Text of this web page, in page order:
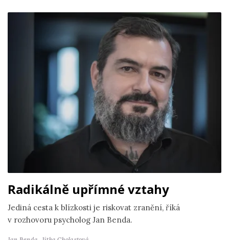
Radikálně upřímné vztahy
Jediná cesta k blízkosti je riskovat zranění, říká
v rozhovoru psycholog Jan Benda.